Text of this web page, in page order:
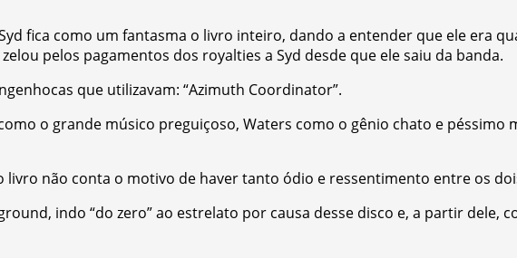
fica como um fantasma o livro inteiro, dando a entender que ele era
pelos pagamentos dos royalties a Syd desde que ele saiu da banda.
que utilizavam: “Azimuth Coordinator”.
o grande músico preguiçoso, Waters como o gênio chato e péssimo
não conta o motivo de haver tanto ódio e ressentimento entre os
indo “do zero” ao estrelato por causa desse disco e, a partir dele,